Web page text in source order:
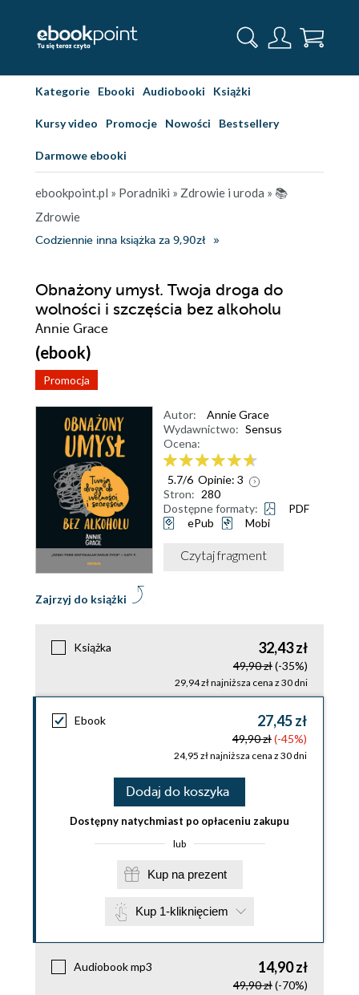
Kategorie Ebooki Audiobooki Książki
Kursy video Promocje Nowości Bestsellery
Darmowe ebooki
ebookpoint.pl » Poradniki » Zdrowie i uroda » 📚
Zdrowie
Codziennie inna książka za 9,90zł
Obnażony umysł. Twoja droga do
wolności i szczęścia bez alkoholu
Annie Grace
(ebook)
Promocja
Zajrzyj do książki
Autor:
Annie Grace
Wydawnictwo: Sensus
Ocena:
5.7/6 Opinie: 3
Stron: 280
Dostępne formaty:
PDF
ePub
Mobi
Czytaj fragment
Książka 32,43 zł
49,90 zł(-35%)
29,94 zł najniższa cena z 30 dni
Ebook 27,45 zł
49,90 zł(-45%)
24,95 zł najniższa cena z 30 dni
Dodaj do koszyka
Dostępny natychmiast po opłaceniu zakupu
lub
Kup na prezent
Kup 1-kliknięciem
Audiobook mp3 14,90 zł
49,90 zł(-70%)